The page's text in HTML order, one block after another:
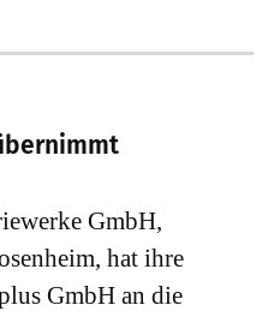
GmbH,
hat ihre
GmbH an die